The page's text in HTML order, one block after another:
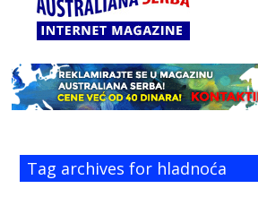
Tag archives for hladnoća